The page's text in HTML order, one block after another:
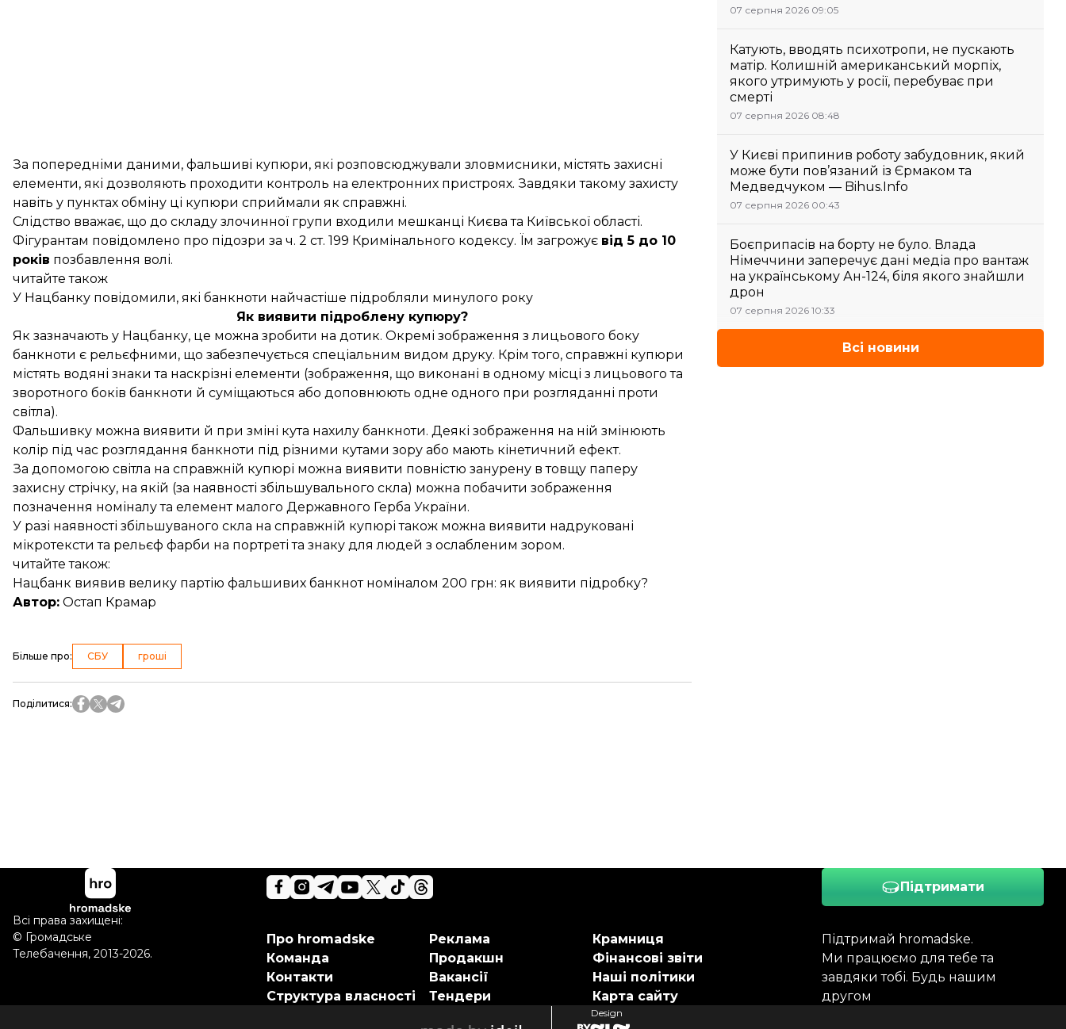
За попередніми даними, фальшиві купюри, які розповсюджували зловмисники, містять захисні
елементи, які дозволяють проходити контроль на електронних пристроях. Завдяки такому захисту
навіть у пунктах обміну ці купюри сприймали як справжні.
Слідство вважає, що до складу злочинної групи входили мешканці Києва та Київської області.
Фігурантам повідомлено про підозри за ч. 2 ст. 199 Кримінального кодексу. Їм загрожує від 5 до 10
років позбавлення волі.
читайте також
У Нацбанку повідомили, які банкноти найчастіше підробляли минулого року
Як виявити підроблену купюру?
Як зазначають у Нацбанку, це можна зробити на дотик. Окремі зображення з лицьового боку
банкноти є рельєфними, що забезпечується спеціальним видом друку. Крім того, справжні купюри
містять водяні знаки та наскрізні елементи (зображення, що виконані в одному місці з лицьового та
зворотного боків банкноти й суміщаються або доповнюють одне одного при розгляданні проти
світла).
Фальшивку можна виявити й при зміні кута нахилу банкноти. Деякі зображення на ній змінюють
колір під час розглядання банкноти під різними кутами зору або мають кінетичний ефект.
За допомогою світла на справжній купюрі можна виявити повністю занурену в товщу паперу
захисну стрічку, на якій (за наявності збільшувального скла) можна побачити зображення
позначення номіналу та елемент малого Державного Герба України.
У разі наявності збільшуваного скла на справжній купюрі також можна виявити надруковані
мікротексти та рельєф фарби на портреті та знаку для людей з ослабленим зором.
читайте також:
Нацбанк виявив велику партію фальшивих банкнот номіналом 200 грн: як виявити підробку?
Автор: Остап Крамар
Більше про: СБУ гроші
Поділитися:
07 серпня 2026 09:05
Катують, вводять психотропи, не пускають
матір. Колишній американський морпіх,
якого утримують у росії, перебуває при
смерті
07 серпня 2026 08:48
У Києві припинив роботу забудовник, який
може бути пов’язаний із Єрмаком та
Медведчуком — Bihus.Info
07 серпня 2026 00:43
Боєприпасів на борту не було. Влада
Німеччини заперечує дані медіа про вантаж
на українському Ан-124, біля якого знайшли
дрон
07 серпня 2026 10:33
Всі новини
Підтримати
Підтримай hromadske.
Ми працюємо для тебе та
завдяки тобі. Будь нашим
другом
Про hromadske
Команда
Контакти
Структура власності
Реклама
Продакшн
Вакансії
Тендери
Крамниця
Фінансові звіти
Наші політики
Карта сайту
Всі права захищені:
© Громадське
Телебачення, 2013-2026.
Design